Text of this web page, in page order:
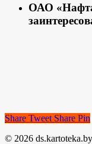
ОАО
Share Tweet Share Pin
© 2026